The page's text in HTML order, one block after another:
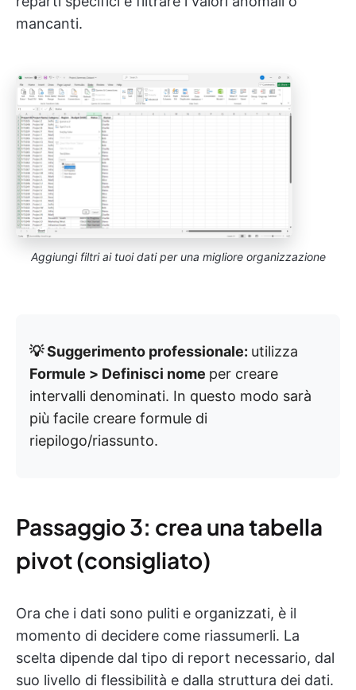
mancanti.
Aggiungi filtri ai tuoi dati per una migliore organizzazione
💡 Suggerimento professionale: utilizza
Formule > Definisci nome per creare
intervalli denominati. In questo modo sarà
più facile creare formule di
riepilogo/riassunto.
Passaggio 3: crea una tabella
pivot (consigliato)
Ora che i dati sono puliti e organizzati, è il
momento di decidere come riassumerli. La
scelta dipende dal tipo di report necessario, dal
suo livello di flessibilità e dalla struttura dei dati.